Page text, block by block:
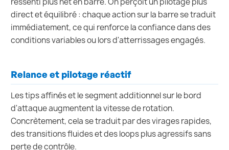
direct et équilibré : chaque action sur la barre se traduit
immédiatement, ce qui renforce la confiance dans des
conditions variables ou lors d'atterrissages engagés.
Relance et pilotage réactif
Les tips affinés et le segment additionnel sur le bord
d'attaque augmentent la vitesse de rotation.
Concrètement, cela se traduit par des virages rapides,
des transitions fluides et des loops plus agressifs sans
perte de contrôle.